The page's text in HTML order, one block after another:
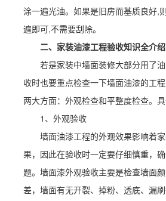
涂一遍光油。如果是旧房而基质良好,
遍即可,不需要刮除。
二、家装油漆工程验收知识全介绍
若是家装中墙面装修大部分用了
收时也要重点检查一下墙面油漆的工
两大方面：外观检查和平整度检查。具
1、外观验收
墙面油漆工程的外观效果影响着
果，因此在验收时一定要仔细慎重，
题。墙面漆外观验收主要是检查墙面
差，墙面有无开裂、掉粉、透底、漏刷